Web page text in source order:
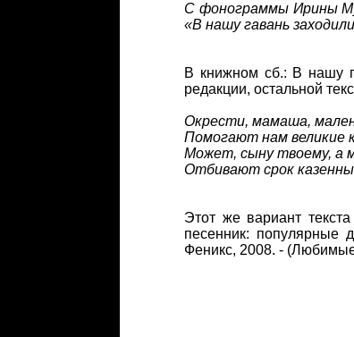
С фонограммы Ирины
«В нашу гавань
В книжном сб.: В нашу
редакции, остальной
Окрести, мамаша,
Помогают нам великие
Может, сыну твоему, а
Отбивают срок
Этот же вариант
песенник: популярные
Феникс, 2008. -